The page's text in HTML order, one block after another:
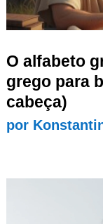
O alfabeto
grego para
cabeça)
por